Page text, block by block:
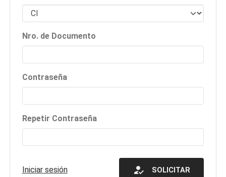
Nro. de Documento
Contraseña
Repetir Contraseña
Iniciar sesión how_to_reg SOLICITAR